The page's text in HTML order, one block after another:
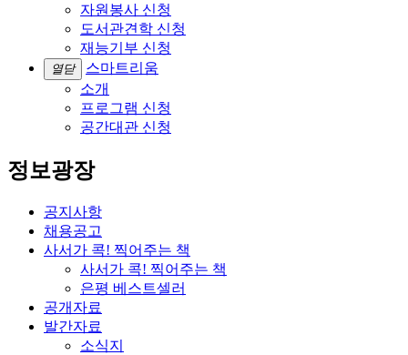
자원봉사 신청
도서관견학 신청
재능기부 신청
열닫
스마트리움
소개
프로그램 신청
공간대관 신청
정보광장
공지사항
채용공고
사서가 콕! 찍어주는 책
사서가 콕! 찍어주는 책
은평 베스트셀러
공개자료
발간자료
소식지